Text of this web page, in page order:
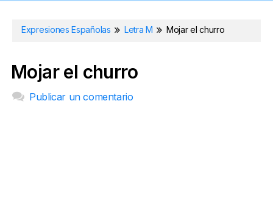
Expresiones Españolas Letra M Mojar el churro
Mojar el churro
Publicar un comentario